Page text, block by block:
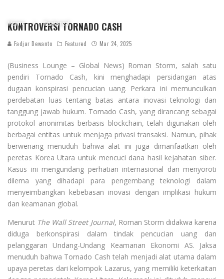
Home Featured
KONTROVERSI TORNADO CASH
Fadjar Dewanto Featured Mar 24, 2025
(Business Lounge – Global News) Roman Storm, salah satu
pendiri Tornado Cash, kini menghadapi persidangan atas
dugaan konspirasi pencucian uang. Perkara ini memunculkan
perdebatan luas tentang batas antara inovasi teknologi dan
tanggung jawab hukum. Tornado Cash, yang dirancang sebagai
protokol anonimitas berbasis blockchain, telah digunakan oleh
berbagai entitas untuk menjaga privasi transaksi. Namun, pihak
berwenang menuduh bahwa alat ini juga dimanfaatkan oleh
peretas Korea Utara untuk mencuci dana hasil kejahatan siber.
Kasus ini mengundang perhatian internasional dan menyoroti
dilema yang dihadapi para pengembang teknologi dalam
menyeimbangkan kebebasan inovasi dengan implikasi hukum
dan keamanan global.
Menurut The Wall Street Journal, Roman Storm didakwa karena
diduga berkonspirasi dalam tindak pencucian uang dan
pelanggaran Undang-Undang Keamanan Ekonomi AS. Jaksa
menuduh bahwa Tornado Cash telah menjadi alat utama dalam
upaya peretas dari kelompok Lazarus, yang memiliki keterkaitan